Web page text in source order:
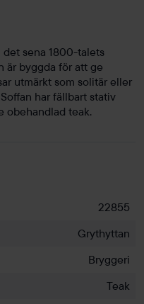
sena 1800-talets
är byggda för att ge
utmärkt som solitär eller
har fällbart stativ
obehandlad teak.
22855
Grythyttan
Bryggeri
Teak